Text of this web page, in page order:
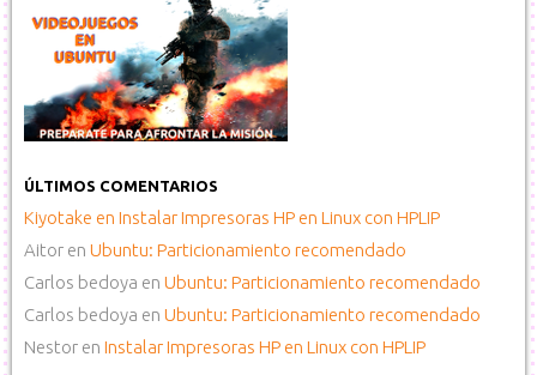
ÚLTIMOS COMENTARIOS
Kiyotake en Instalar Impresoras HP en Linux con HPLIP
Aitor en Ubuntu: Particionamiento recomendado
Carlos bedoya en Ubuntu: Particionamiento recomendado
Carlos bedoya en Ubuntu: Particionamiento recomendado
Nestor en Instalar Impresoras HP en Linux con HPLIP